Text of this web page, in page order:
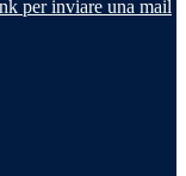
per inviare una mail